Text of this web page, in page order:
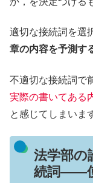
適切な接続詞を選
章の内容を予測す
不適切な接続詞で
実際の書いてある
と感じてしまいま
法学部の
続詞――